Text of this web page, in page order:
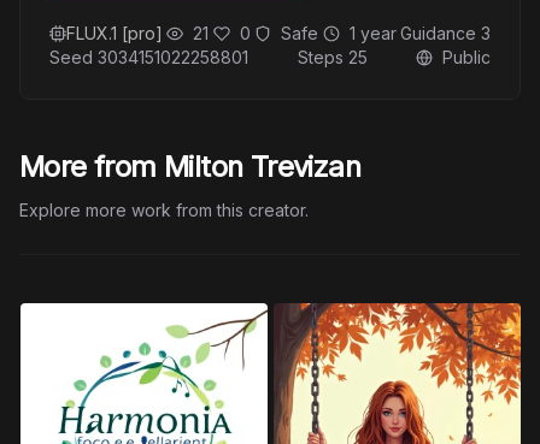
FLUX.1 [pro] 21 0 Safe 1 year Guidance 3
Seed 3034151022258801 Steps 25 Public
More from Milton Trevizan
Explore more work from this creator.